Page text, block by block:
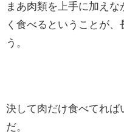
まあ肉類を上手に加え
く食べるということが
う。
決して肉だけ食べてれ
だ。